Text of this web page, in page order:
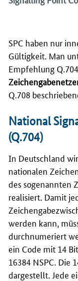
SPC haben nur
Gültigkeit. Man
Empfehlung
Q.708
National
(Q.704)
In Deutschland
nationalen
des sogenannten
realisiert. Damit
werden kann,
durchnumeriert
ein Code mit 14
16384 NSPC. Die
dargestellt. Jede